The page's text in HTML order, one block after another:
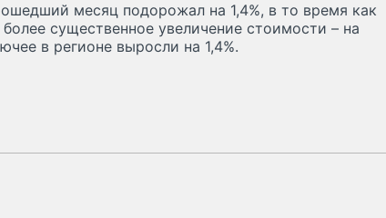
месяц подорожал на 1,4%, в то время как
существенное увеличение стоимости – на
в регионе выросли на 1,4%.